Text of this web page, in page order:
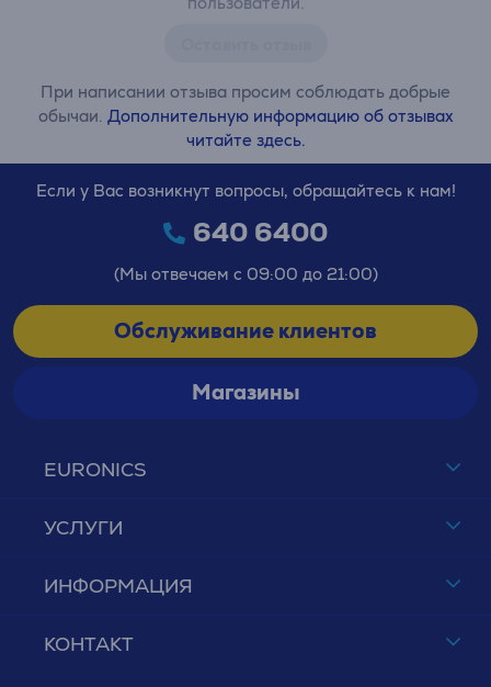
При написании отзыва просим соблюдать добрые
обычаи. Дополнительную информацию об отзывах
читайте здесь.
EURONICS
УСЛУГИ
ИНФОРМАЦИЯ
КОНТАКТ
Если у Вас возникнут вопросы, обращайтесь к нам!
640 6400
(Мы отвечаем с 09:00 до 21:00)
Обслуживание клиентов
Магазины